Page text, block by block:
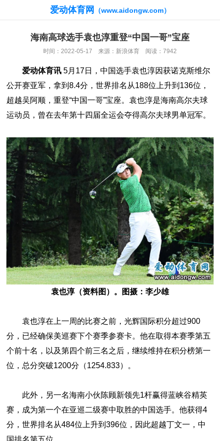
爱动体育网 （www.aidongw.com）
海南高球选手袁也淳重登“中国一哥”宝座
时间：2022-05-17 来源：新浪体育 阅读：7942
爱动体育讯 5月17日，中国选手袁也淳因获诺克斯维尔
公开赛亚军，拿到8.4分，世界排名从188位上升到136位，
超越吴阿顺，重登“中国一哥”宝座。袁也淳是海南高尔夫球
运动员，曾在去年第十四届全运会夺得高尔夫球男单冠军。
袁也淳（资料图）。图摄：李少雄
袁也淳在上一周的比赛之前，光辉国际积分超过900
分，已经确保美巡赛下个赛季参赛卡。他在取得本赛季第五
个前十名，以及第四个前三名之后，继续维持在积分榜第一
位，总分突破1200分（1254.833）。
此外，另一名海南小伙陈顾新领先1杆赢得蓝峡谷精英
赛，成为第一个在亚巡二级赛中取胜的中国选手。他获得4
分，世界排名从484位上升到396位，因此超越丁文一，中
国排名第五位。